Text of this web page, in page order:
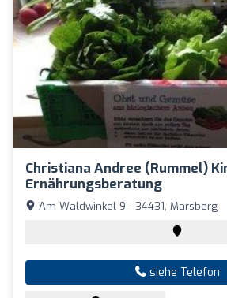
Christiana Andree (Rummel)
Ernährungsberatung
Am Waldwinkel 9 - 34431, Marsberg
siehe Telefon